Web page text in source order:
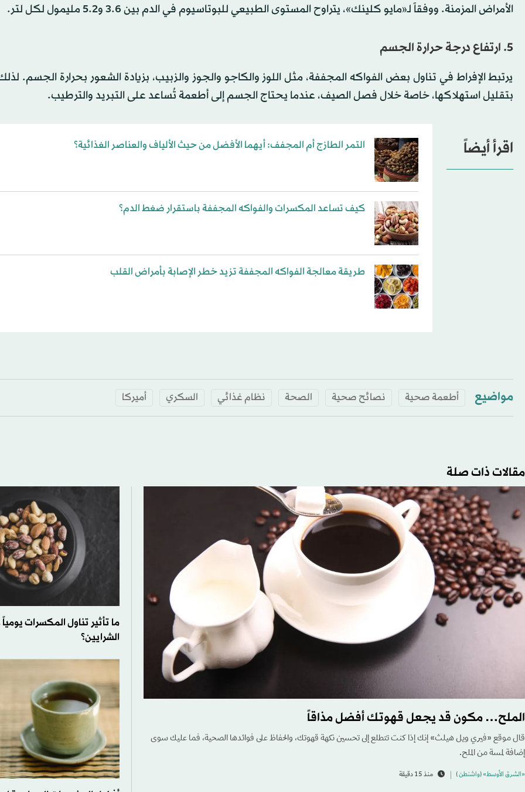
الأمراض المزمنة. ووفقاً لـ«مايو كلينك»، يتراوح المستوى الطبيعي للبوتاسيوم في الدم بين 3.6 و5.2 مليمول لكل لتر.
5. ارتفاع درجة حرارة الجسم
يرتبط الإفراط في تناول بعض الفواكه المجففة، مثل اللوز والكاجو والجوز والزبيب، بزيادة الشعور بحرارة الجسم.
بتقليل استهلاكها، خاصة خلال فصل الصيف، عندما يحتاج الجسم إلى أطعمة تُساعد على التبريد والترطيب.
اقرأ أيضاً التمر الطازج أم المجفف: أيهما الأفضل من حيث الألياف والعناصر الغذائية؟
كيف تساعد المكسرات والفواكه المجففة باستقرار ضغط الدم؟
طريقة معالجة الفواكه المجففة تزيد خطر الإصابة بأمراض القلب
مواضيع أطعمة صحية نصائح صحية الصحة نظام غذائي السكري أميركا
مقالات ذات صلة
الملح… مكون قد يجعل قهوتك أفضل مذاقاً
قال موقع «فيري ويل هيلث» إنك إذا كنت تتطلع إلى تحسين نكهة قهوتك، والحفاظ على فوائدها الصحية، فما عليك سوى
إضافة لمسة من الملح.
«الشرق الأوسط» (واشنطن ) منذ 15 دقيقة
ما تأثير تناول المكسرات
الشرايين؟